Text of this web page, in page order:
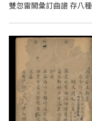
雙忽雷閣彙訂曲譜 存八種